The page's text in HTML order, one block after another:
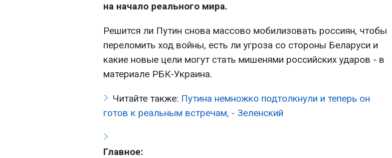
на начало реального мира.
Решится ли Путин снова массово мобилизовать россиян, чтобы
переломить ход войны, есть ли угроза со стороны Беларуси и
какие новые цели могут стать мишенями российских ударов - в
материале РБК-Украина.
Читайте также: Путина немножко подтолкнули и теперь он
готов к реальным встречам, - Зеленский
Главное: